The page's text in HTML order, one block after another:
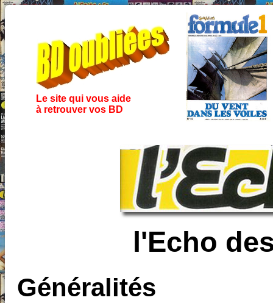
Le site qui vous aide
à retrouver vos BD
l'Echo
Généralités